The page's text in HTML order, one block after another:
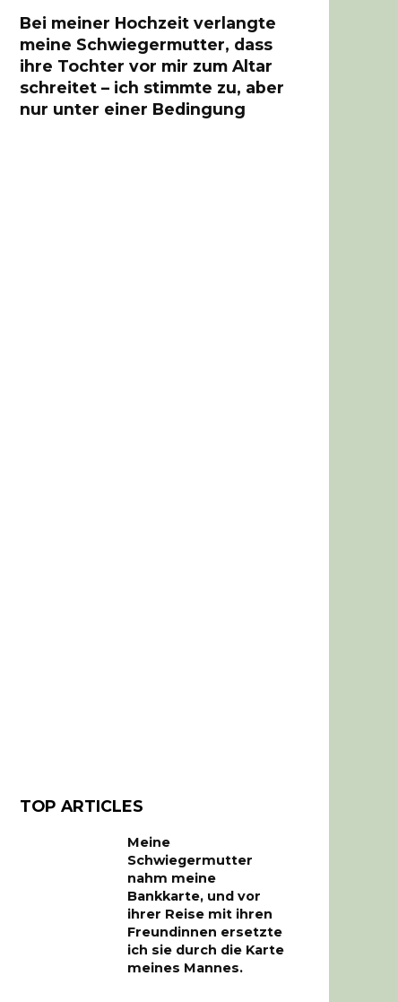
Bei meiner Hochzeit verlangte
meine Schwiegermutter, dass
ihre Tochter vor mir zum Altar
schreitet – ich stimmte zu, aber
nur unter einer Bedingung
TOP ARTICLES
Meine
Schwiegermutter
nahm meine
Bankkarte, und vor
ihrer Reise mit ihren
Freundinnen ersetzte
ich sie durch die Karte
meines Mannes.